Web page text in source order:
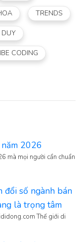
TRENDS
CODING
2026
mà mọi người cẩn chuẩn
đổi số ngành bán
là trọng tâm
Thế giới di